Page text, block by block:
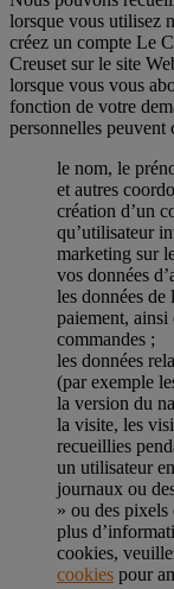
lorsque vous utilisez
créez un compte Le
Creuset sur le site
lorsque vous vous
fonction de votre
personnelles peuvent
le nom, le
et autres
création d’un
qu’utilisateur
marketing sur
vos données
les données
paiement, ainsi
commandes ;
les données
(par exemple
la version du
la visite, les
recueillies
un utilisateur
journaux ou
» ou des
plus
cookies,
cookies pour